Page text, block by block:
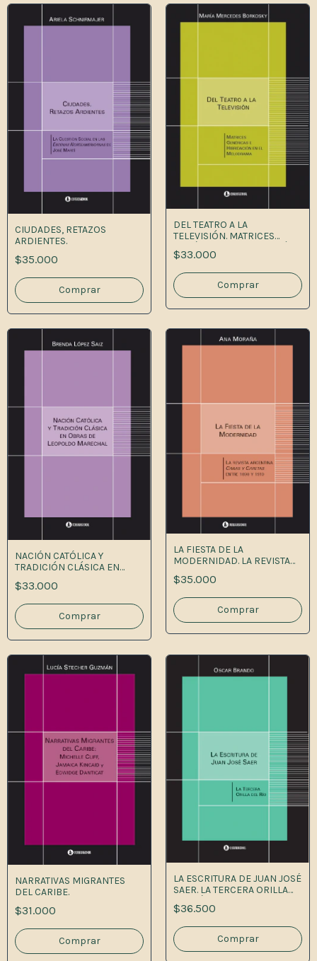
CIUDADES, RETAZOS
ARDIENTES.
$35.000
DEL TEATRO A LA
TELEVISIÓN. MATRICES
GENÉRICAS E HIBRIDACIÓN
EN EL MELODRAMA
$33.000
NACIÓN CATÓLICA Y
TRADICIÓN CLÁSICA EN
OBRAS DE LEOPOLDO
MARECHAL.
$33.000
LA FIESTA DE LA
MODERNIDAD. LA REVISTA
ARGENTINA CARAS Y AREAS
ENTRE 1898 Y 1910
$35.000
NARRATIVAS MIGRANTES
DEL CARIBE.
$31.000
LA ESCRITURA DE JUAN JOSÉ
SAER. LA TERCERA ORILLA
DEL RÍO
$36.500